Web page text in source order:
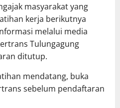
masyarakat yang
kerja berikutnya
melalui media
Tulungagung
ditutup.
mendatang, buka
sebelum pendaftaran